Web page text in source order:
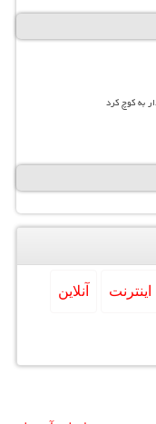
به کوچ کرد
اینترنت آنلاین